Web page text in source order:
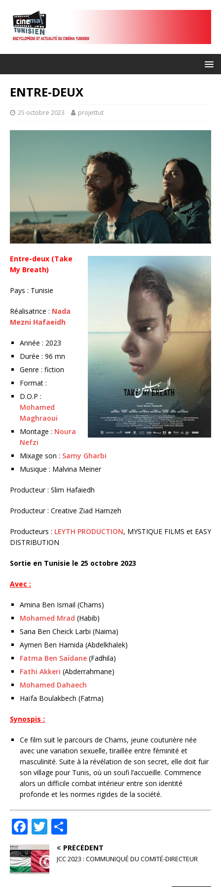
ENTRE-DEUX
25 octobre 2023 projettut
Entre-deux (Take
My Breath)
Pays : Tunisie
Réalisatrice : Nada
Mezni Hafaeidh
Année : 2023
Durée : 96 mn
Genre : fiction
Format :
D.O.P :
Mohamed
Maghraoui
Montage : Noura
Nefzi
Mixage son : Samy Gharbi
Musique : Malvina Meiner
Producteur : Slim Hafaiedh
Producteur : Creative Ziad Hamzeh
Producteurs : LEYTH PRODUCTION, MYSTIQUE FILMS et EASY
DISTRIBUTION
Sortie en Tunisie le 25 octobre 2023
Avec :
Amina Ben Ismail (Chams)
Mohamed Mrad (Habib)
Sana Ben Cheick Larbi (Naima)
Aymen Ben Hamida (Abdelkhalek)
Fatma Ben Saïdane (Fadhila)
Fathi Akkeri (Abderrahmane)
Mohamed Dahaech
Haïfa Boulakbech (Fatma)
Synospis :
Ce film suit le parcours de Chams, jeune couturière née
avec une variation sexuelle, tiraillée entre féminité et
masculinité. Suite à la révélation de son secret, elle doit fuir
son village pour Tunis, où un soufi l’accueille. Commence
alors un difficile combat intérieur entre son identité
profonde et les normes rigides de la société.
F
a
c
e
T
w
it
te
ar
ta
PRÉCÉDENT
JCC 2023 : COMMUNIQUÉ DU COMITÉ-DIRECTEUR